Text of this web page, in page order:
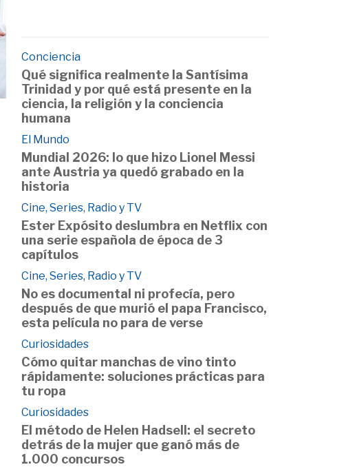
Conciencia
Qué significa realmente la Santísima
Trinidad y por qué está presente en la
ciencia, la religión y la conciencia
humana
El Mundo
Mundial 2026: lo que hizo Lionel Messi
ante Austria ya quedó grabado en la
historia
Cine, Series, Radio y TV
Ester Expósito deslumbra en Netflix con
una serie española de época de 3
capítulos
Cine, Series, Radio y TV
No es documental ni profecía, pero
después de que murió el papa Francisco,
esta película no para de verse
Curiosidades
Cómo quitar manchas de vino tinto
rápidamente: soluciones prácticas para
tu ropa
Curiosidades
El método de Helen Hadsell: el secreto
detrás de la mujer que ganó más de
1.000 concursos